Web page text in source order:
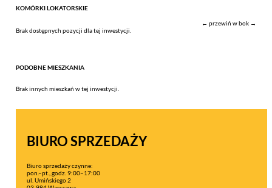
KOMÓRKI LOKATORSKIE
← przewiń w bok →
Brak dostępnych pozycji dla tej inwestycji.
PODOBNE MIESZKANIA
Brak innych mieszkań w tej inwestycji.
BIURO SPRZEDAŻY
Biuro sprzedaży czynne:
pon.–pt., godz. 9:00–17:00
ul. Umińskiego 2